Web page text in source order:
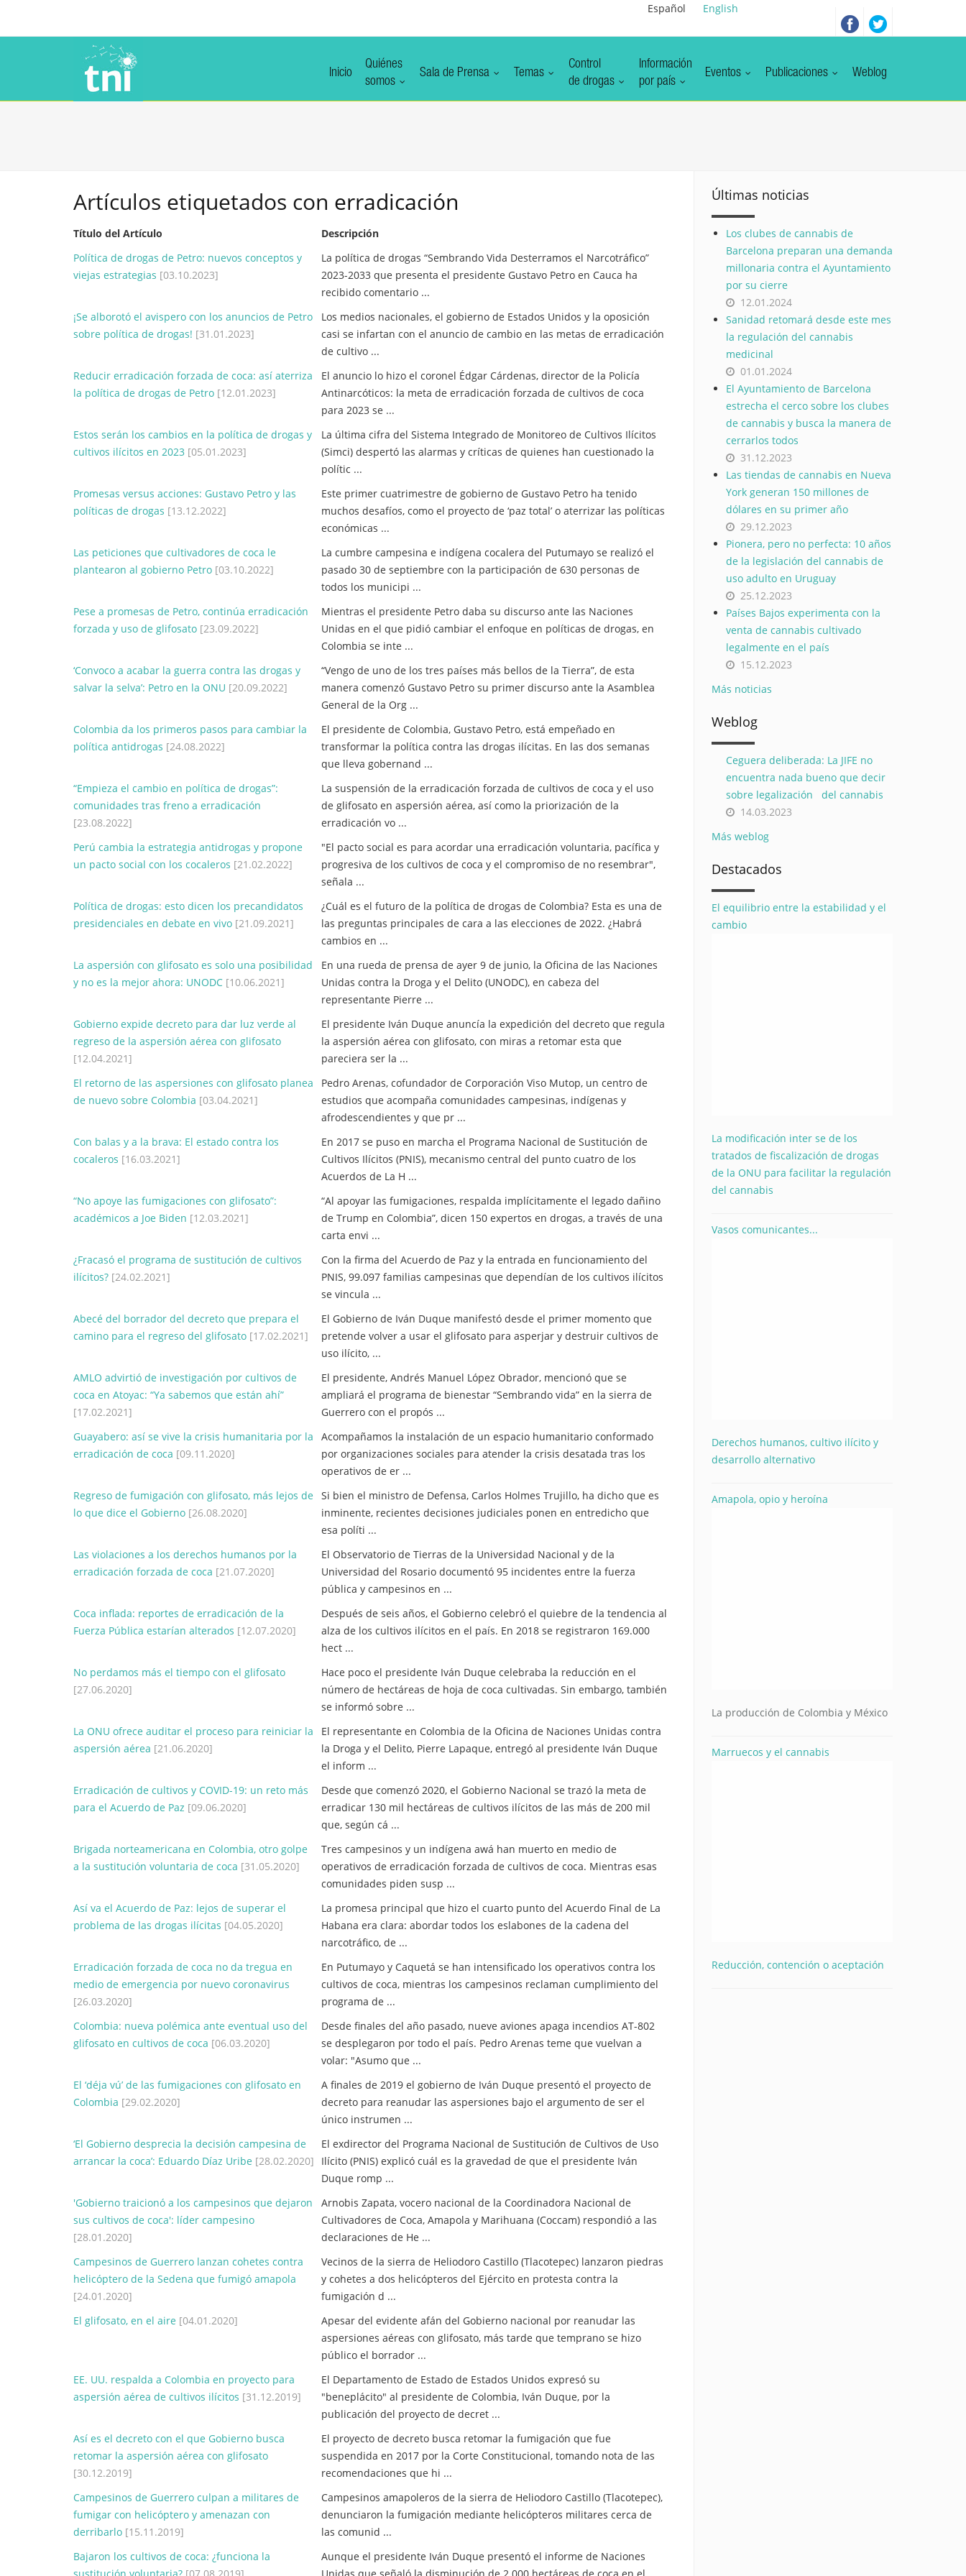
Español English
Inicio
Quiénes
somos
Sala de Prensa Temas
Control
de drogas
Información
por país
Eventos Publicaciones Weblog
Artículos etiquetados con erradicación
Título del Artículo
Descripción
Política de drogas de Petro: nuevos conceptos y
viejas estrategias [03.10.2023]
La política de drogas “Sembrando Vida Desterramos el Narcotráfico”
2023-2033 que presenta el presidente Gustavo Petro en Cauca ha
recibido comentario ...
¡Se alborotó el avispero con los anuncios de Petro
sobre política de drogas! [31.01.2023]
Los medios nacionales, el gobierno de Estados Unidos y la oposición
casi se infartan con el anuncio de cambio en las metas de erradicación
de cultivo ...
Reducir erradicación forzada de coca: así aterriza
la política de drogas de Petro [12.01.2023]
El anuncio lo hizo el coronel Édgar Cárdenas, director de la Policía
Antinarcóticos: la meta de erradicación forzada de cultivos de coca
para 2023 se ...
Estos serán los cambios en la política de drogas y
cultivos ilícitos en 2023 [05.01.2023]
La última cifra del Sistema Integrado de Monitoreo de Cultivos Ilícitos
(Simci) despertó las alarmas y críticas de quienes han cuestionado la
polític ...
Promesas versus acciones: Gustavo Petro y las
políticas de drogas [13.12.2022]
Este primer cuatrimestre de gobierno de Gustavo Petro ha tenido
muchos desafíos, como el proyecto de ‘paz total’ o aterrizar las políticas
económicas ...
Las peticiones que cultivadores de coca le
plantearon al gobierno Petro [03.10.2022]
La cumbre campesina e indígena cocalera del Putumayo se realizó el
pasado 30 de septiembre con la participación de 630 personas de
todos los municipi ...
Pese a promesas de Petro, continúa erradicación
forzada y uso de glifosato [23.09.2022]
Mientras el presidente Petro daba su discurso ante las Naciones
Unidas en el que pidió cambiar el enfoque en políticas de drogas, en
Colombia se inte ...
‘Convoco a acabar la guerra contra las drogas y
salvar la selva’: Petro en la ONU [20.09.2022]
“Vengo de uno de los tres países más bellos de la Tierra”, de esta
manera comenzó Gustavo Petro su primer discurso ante la Asamblea
General de la Org ...
Colombia da los primeros pasos para cambiar la
política antidrogas [24.08.2022]
El presidente de Colombia, Gustavo Petro, está empeñado en
transformar la política contra las drogas ilícitas. En las dos semanas
que lleva gobernand ...
“Empieza el cambio en política de drogas”:
comunidades tras freno a erradicación
[23.08.2022]
La suspensión de la erradicación forzada de cultivos de coca y el uso
de glifosato en aspersión aérea, así como la priorización de la
erradicación vo ...
Perú cambia la estrategia antidrogas y propone
un pacto social con los cocaleros [21.02.2022]
"El pacto social es para acordar una erradicación voluntaria, pacífica y
progresiva de los cultivos de coca y el compromiso de no resembrar",
señala ...
Política de drogas: esto dicen los precandidatos
presidenciales en debate en vivo [21.09.2021]
¿Cuál es el futuro de la política de drogas de Colombia? Esta es una de
las preguntas principales de cara a las elecciones de 2022. ¿Habrá
cambios en ...
La aspersión con glifosato es solo una posibilidad
y no es la mejor ahora: UNODC [10.06.2021]
En una rueda de prensa de ayer 9 de junio, la Oficina de las Naciones
Unidas contra la Droga y el Delito (UNODC), en cabeza del
representante Pierre ...
Gobierno expide decreto para dar luz verde al
regreso de la aspersión aérea con glifosato
[12.04.2021]
El presidente Iván Duque anuncía la expedición del decreto que regula
la aspersión aérea con glifosato, con miras a retomar esta que
pareciera ser la ...
El retorno de las aspersiones con glifosato planea
de nuevo sobre Colombia [03.04.2021]
Pedro Arenas, cofundador de Corporación Viso Mutop, un centro de
estudios que acompaña comunidades campesinas, indígenas y
afrodescendientes y que pr ...
Con balas y a la brava: El estado contra los
cocaleros [16.03.2021]
En 2017 se puso en marcha el Programa Nacional de Sustitución de
Cultivos Ilícitos (PNIS), mecanismo central del punto cuatro de los
Acuerdos de La H ...
“No apoye las fumigaciones con glifosato”:
académicos a Joe Biden [12.03.2021]
“Al apoyar las fumigaciones, respalda implícitamente el legado dañino
de Trump en Colombia”, dicen 150 expertos en drogas, a través de una
carta envi ...
¿Fracasó el programa de sustitución de cultivos
ilícitos? [24.02.2021]
Con la firma del Acuerdo de Paz y la entrada en funcionamiento del
PNIS, 99.097 familias campesinas que dependían de los cultivos ilícitos
se vincula ...
Abecé del borrador del decreto que prepara el
camino para el regreso del glifosato [17.02.2021]
El Gobierno de Iván Duque manifestó desde el primer momento que
pretende volver a usar el glifosato para asperjar y destruir cultivos de
uso ilícito, ...
AMLO advirtió de investigación por cultivos de
coca en Atoyac: “Ya sabemos que están ahí”
[17.02.2021]
El presidente, Andrés Manuel López Obrador, mencionó que se
ampliará el programa de bienestar “Sembrando vida” en la sierra de
Guerrero con el propós ...
Guayabero: así se vive la crisis humanitaria por la
erradicación de coca [09.11.2020]
Acompañamos la instalación de un espacio humanitario conformado
por organizaciones sociales para atender la crisis desatada tras los
operativos de er ...
Regreso de fumigación con glifosato, más lejos de
lo que dice el Gobierno [26.08.2020]
Si bien el ministro de Defensa, Carlos Holmes Trujillo, ha dicho que es
inminente, recientes decisiones judiciales ponen en entredicho que
esa políti ...
Las violaciones a los derechos humanos por la
erradicación forzada de coca [21.07.2020]
El Observatorio de Tierras de la Universidad Nacional y de la
Universidad del Rosario documentó 95 incidentes entre la fuerza
pública y campesinos en ...
Coca inflada: reportes de erradicación de la
Fuerza Pública estarían alterados [12.07.2020]
Después de seis años, el Gobierno celebró el quiebre de la tendencia al
alza de los cultivos ilícitos en el país. En 2018 se registraron 169.000
hect ...
No perdamos más el tiempo con el glifosato
[27.06.2020]
Hace poco el presidente Iván Duque celebraba la reducción en el
número de hectáreas de hoja de coca cultivadas. Sin embargo, también
se informó sobre ...
La ONU ofrece auditar el proceso para reiniciar la
aspersión aérea [21.06.2020]
El representante en Colombia de la Oficina de Naciones Unidas contra
la Droga y el Delito, Pierre Lapaque, entregó al presidente Iván Duque
el inform ...
Erradicación de cultivos y COVID-19: un reto más
para el Acuerdo de Paz [09.06.2020]
Desde que comenzó 2020, el Gobierno Nacional se trazó la meta de
erradicar 130 mil hectáreas de cultivos ilícitos de las más de 200 mil
que, según cá ...
Brigada norteamericana en Colombia, otro golpe
a la sustitución voluntaria de coca [31.05.2020]
Tres campesinos y un indígena awá han muerto en medio de
operativos de erradicación forzada de cultivos de coca. Mientras esas
comunidades piden susp ...
Así va el Acuerdo de Paz: lejos de superar el
problema de las drogas ilícitas [04.05.2020]
La promesa principal que hizo el cuarto punto del Acuerdo Final de La
Habana era clara: abordar todos los eslabones de la cadena del
narcotráfico, de ...
Erradicación forzada de coca no da tregua en
medio de emergencia por nuevo coronavirus
[26.03.2020]
En Putumayo y Caquetá se han intensificado los operativos contra los
cultivos de coca, mientras los campesinos reclaman cumplimiento del
programa de ...
Colombia: nueva polémica ante eventual uso del
glifosato en cultivos de coca [06.03.2020]
Desde finales del año pasado, nueve aviones apaga incendios AT-802
se desplegaron por todo el país. Pedro Arenas teme que vuelvan a
volar: "Asumo que ...
El ‘déja vú’ de las fumigaciones con glifosato en
Colombia [29.02.2020]
A finales de 2019 el gobierno de Iván Duque presentó el proyecto de
decreto para reanudar las aspersiones bajo el argumento de ser el
único instrumen ...
‘El Gobierno desprecia la decisión campesina de
arrancar la coca’: Eduardo Díaz Uribe [28.02.2020]
El exdirector del Programa Nacional de Sustitución de Cultivos de Uso
Ilícito (PNIS) explicó cuál es la gravedad de que el presidente Iván
Duque romp ...
'Gobierno traicionó a los campesinos que dejaron
sus cultivos de coca': líder campesino
[28.01.2020]
Arnobis Zapata, vocero nacional de la Coordinadora Nacional de
Cultivadores de Coca, Amapola y Marihuana (Coccam) respondió a las
declaraciones de He ...
Campesinos de Guerrero lanzan cohetes contra
helicóptero de la Sedena que fumigó amapola
[24.01.2020]
Vecinos de la sierra de Heliodoro Castillo (Tlacotepec) lanzaron piedras
y cohetes a dos helicópteros del Ejército en protesta contra la
fumigación d ...
El glifosato, en el aire [04.01.2020]
Apesar del evidente afán del Gobierno nacional por reanudar las
aspersiones aéreas con glifosato, más tarde que temprano se hizo
público el borrador ...
EE. UU. respalda a Colombia en proyecto para
aspersión aérea de cultivos ilícitos [31.12.2019]
El Departamento de Estado de Estados Unidos expresó su
"beneplácito" al presidente de Colombia, Iván Duque, por la
publicación del proyecto de decret ...
Así es el decreto con el que Gobierno busca
retomar la aspersión aérea con glifosato
[30.12.2019]
El proyecto de decreto busca retomar la fumigación que fue
suspendida en 2017 por la Corte Constitucional, tomando nota de las
recomendaciones que hi ...
Campesinos de Guerrero culpan a militares de
fumigar con helicóptero y amenazan con
derribarlo [15.11.2019]
Campesinos amapoleros de la sierra de Heliodoro Castillo (Tlacotepec),
denunciaron la fumigación mediante helicópteros militares cerca de
las comunid ...
Bajaron los cultivos de coca: ¿funciona la
Aunque el presidente Iván Duque presentó el informe de Naciones
Últimas noticias
Los clubes de cannabis de
Barcelona preparan una demanda
millonaria contra el Ayuntamiento
por su cierre
12.01.2024
Sanidad retomará desde este mes
la regulación del cannabis
medicinal
01.01.2024
El Ayuntamiento de Barcelona
estrecha el cerco sobre los clubes
de cannabis y busca la manera de
cerrarlos todos
31.12.2023
Las tiendas de cannabis en Nueva
York generan 150 millones de
dólares en su primer año
29.12.2023
Pionera, pero no perfecta: 10 años
de la legislación del cannabis de
uso adulto en Uruguay
25.12.2023
Países Bajos experimenta con la
venta de cannabis cultivado
legalmente en el país
15.12.2023
Más noticias
Weblog
Ceguera deliberada: La JIFE no
encuentra nada bueno que decir
sobre legalización del cannabis
14.03.2023
Más weblog
Destacados
El equilibrio entre la estabilidad y el
cambio
La modificación inter se de los
tratados de fiscalización de drogas
de la ONU para facilitar la regulación
del cannabis
Vasos comunicantes...
Derechos humanos, cultivo ilícito y
desarrollo alternativo
Amapola, opio y heroína
La producción de Colombia y México
Marruecos y el cannabis
Reducción, contención o aceptación